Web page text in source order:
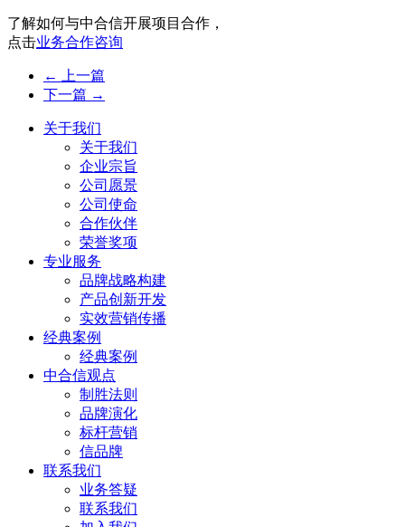
了解如何与中合信开展项目合作，
点击业务合作咨询
← 上一篇
下一篇 →
关于我们
关于我们
企业宗旨
公司愿景
公司使命
合作伙伴
荣誉奖项
专业服务
品牌战略构建
产品创新开发
实效营销传播
经典案例
经典案例
中合信观点
制胜法则
品牌演化
标杆营销
信品牌
联系我们
业务答疑
联系我们